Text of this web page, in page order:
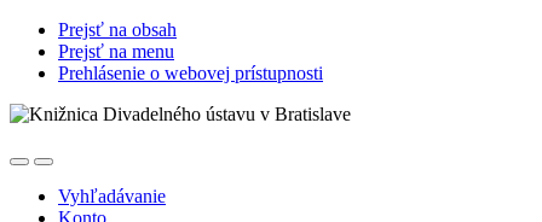
Prejsť na obsah
Prejsť na menu
Prehlásenie o webovej prístupnosti
Vyhľadávanie
Konto